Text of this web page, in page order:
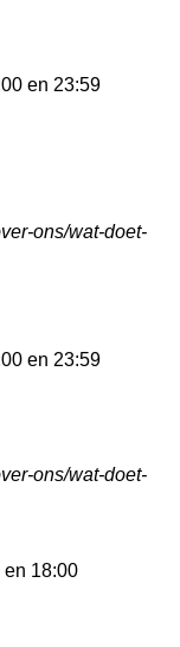
en 23:59
ons/wat-doet-
en 23:59
ons/wat-doet-
en 18:00